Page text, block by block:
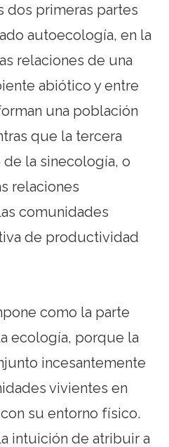
dos primeras partes
autoecología, en la
relaciones de una
abiótico y entre
una población
que la tercera
la sinecología, o
relaciones
comunidades
de productividad
como la parte
ecología, porque la
incesantemente
vivientes en
su entorno físico.
intuición de atribuir a